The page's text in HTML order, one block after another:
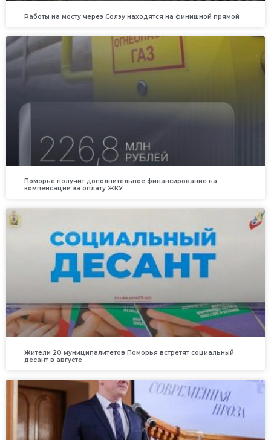
Работы на мосту через Солзу находятся на финишной прямой
Поморье получит дополнительное финансирование на
компенсации за оплату ЖКУ
Жители 20 муниципалитетов Поморья встретят социальный
десант в августе